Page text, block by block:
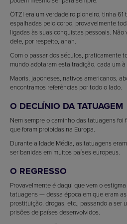
ÖTZI era um verdadeiro pioneiro, tinha 61
espalhadas pelo corpo, provavelmente
ligadas às suas conquistas pessoais.
dele, por respeito, ahah.
Com o passar dos séculos, praticamente
mundo adotaram esta tradição, cada um à
Maoris, japoneses, nativos americanos,
encontramos referências por todo o lado.
O DECLÍNIO DA TATUAGEM
Nem sempre o caminho das tatuagens
que foram proibidas na Europa.
Durante a Idade Média, as tatuagens
ser banidas em muitos países europeus.
O REGRESSO
Provavelmente é daqui que vem o
tatuagens — dessa época em que eram
prostituição, drogas, etc., passando a ser
prisões de países desenvolvidos.